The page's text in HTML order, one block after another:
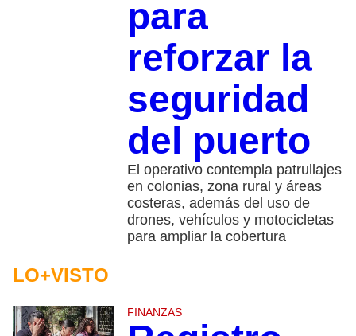
para
reforzar la
seguridad
del puerto
El operativo contempla patrullajes
en colonias, zona rural y áreas
costeras, además del uso de
drones, vehículos y motocicletas
para ampliar la cobertura
LO+VISTO
FINANZAS